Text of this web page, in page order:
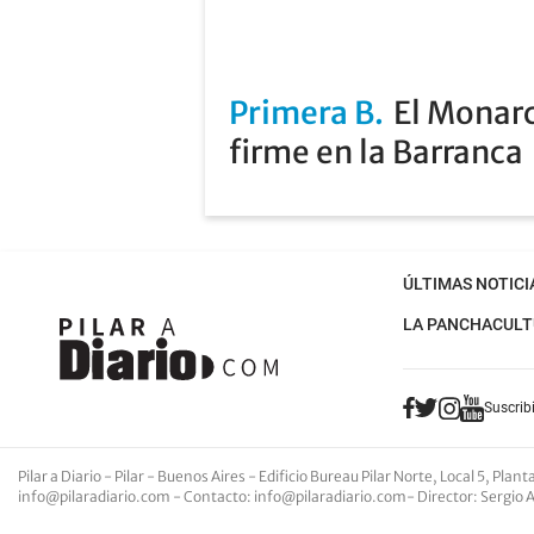
Primera B El
firme en la Barranca
ÚLTIMAS
LA PANCHA
Pilar a Diario - Pilar - Buenos Aires - Edificio Bureau Pilar Norte, Local 5,
info@pilaradiario.com - Contacto: info@pilaradiario.com- Director: Sergio